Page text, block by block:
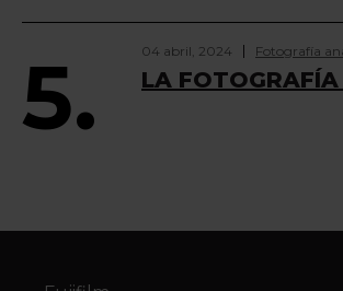
5. 04 abril, 2024 Fotografía
LA FOTOGRAFÍA